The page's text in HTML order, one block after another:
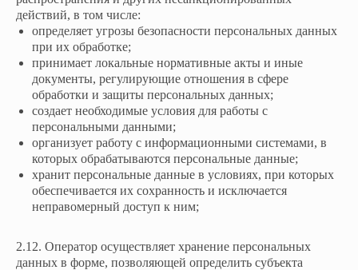
действий, в том числе:
определяет угрозы безопасности персональных данных
при их обработке;
принимает локальные нормативные акты и иные
документы, регулирующие отношения в сфере
обработки и защиты персональных данных;
создает необходимые условия для работы с
персональными данными;
организует работу с информационными системами, в
которых обрабатываются персональные данные;
хранит персональные данные в условиях, при которых
обеспечивается их сохранность и исключается
неправомерный доступ к ним;
2.12. Оператор осуществляет хранение персональных
данных в форме, позволяющей определить субъекта